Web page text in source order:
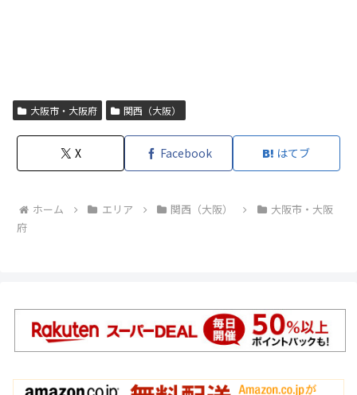
大阪市・大阪府 関西（大阪）
X Facebook はてブ
ホーム エリア 関西（大阪）
大阪市・大阪
府